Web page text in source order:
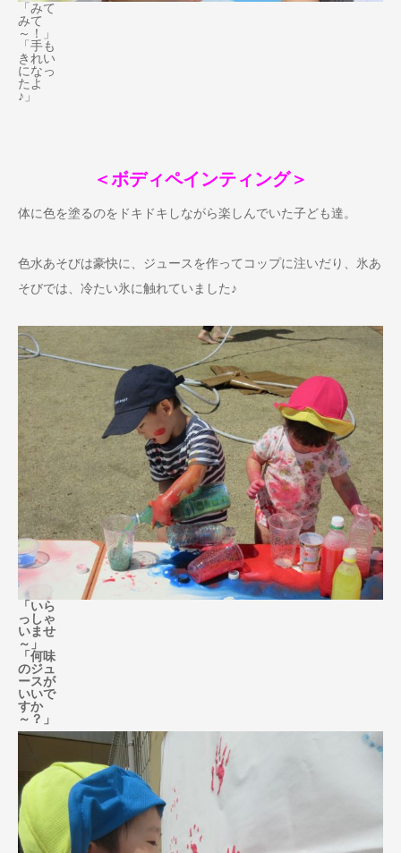
「みて
みて
～！」
「手も
きれい
になっ
たよ
♪」
＜ボディペインティング＞
体に色を塗るのをドキドキしながら楽しんでいた子ども達。
色水あそびは豪快に、ジュースを作ってコップに注いだり、氷あ
そびでは、冷たい氷に触れていました♪
「いら
っしゃ
いませ
～」
「何味
のジュ
ースが
いいで
すか
～？」